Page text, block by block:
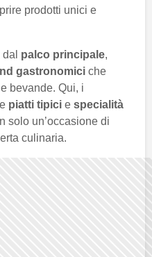
prodotti unici e
palco principale,
gastronomici che
bevande. Qui, i
piatti tipici e specialità
solo un’occasione di
culinaria.